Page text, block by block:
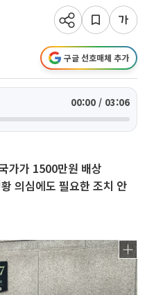
구글 선호매체 추가
00:00 / 03:06
가가 1500만원 배상
의심에도 필요한 조치 안